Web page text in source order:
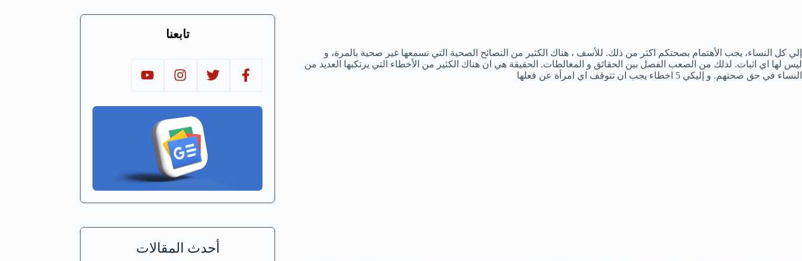
إلي كل النساء، يجب الأهتمام بصحتكم اكثر من ذلك. للأسف ، هناك الكثير من النصائح الصحية التي نسمعها غير صحية بالمرة، و
ليس لها اي اثبات. لذلك من الصعب الفصل بين الحقائق و المغالطات. الحقيقة هي ان هناك الكثير من الأخطاء التي يرتكبها العديد من
النساء في حق صحتهم. و إليكي 5 اخطاء يجب ان تتوقف اي امرأة عن فعلها
تابعنا
أحدث المقالات